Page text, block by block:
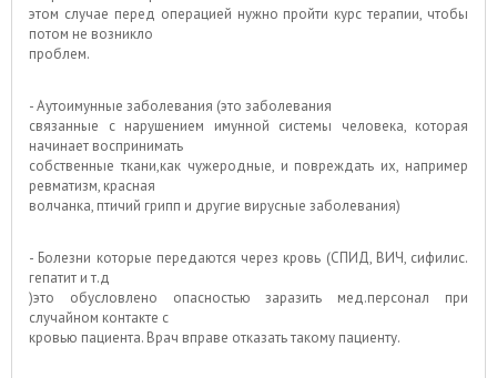
этом случае перед операцией нужно пройти курс терапии, чтобы
потом не возникло
проблем.
- Аутоимунные заболевания (это заболевания
связанные с нарушением имунной системы человека, которая
начинает воспринимать
собственные ткани,как чужеродные, и повреждать их, например
ревматизм, красная
волчанка, птичий грипп и другие вирусные заболевания)
- Болезни которые передаются через кровь (СПИД, ВИЧ, сифилис.
гепатит и т.д
)это обусловлено опасностью заразить мед.персонал при
случайном контакте с
кровью пациента. Врач вправе отказать такому пациенту.